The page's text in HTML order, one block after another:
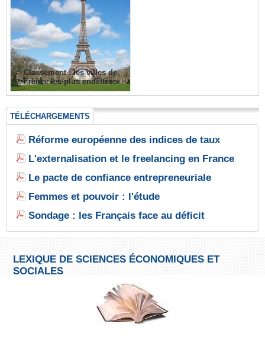
Classement : les villes de
France les plus endettées
TÉLÉCHARGEMENTS
Réforme européenne des indices de taux
L'externalisation et le freelancing en France
Le pacte de confiance entrepreneuriale
Femmes et pouvoir : l'étude
Sondage : les Français face au déficit
LEXIQUE DE SCIENCES ÉCONOMIQUES ET
SOCIALES